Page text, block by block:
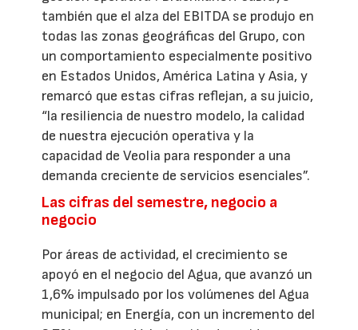
también que el alza del EBITDA se produjo en
todas las zonas geográficas del Grupo, con
un comportamiento especialmente positivo
en Estados Unidos, América Latina y Asia, y
remarcó que estas cifras reflejan, a su juicio,
“la resiliencia de nuestro modelo, la calidad
de nuestra ejecución operativa y la
capacidad de Veolia para responder a una
demanda creciente de servicios esenciales”.
Las cifras del semestre, negocio a
negocio
Por áreas de actividad, el crecimiento se
apoyó en el negocio del Agua, que avanzó un
1,6% impulsado por los volúmenes del Agua
municipal; en Energía, con un incremento del